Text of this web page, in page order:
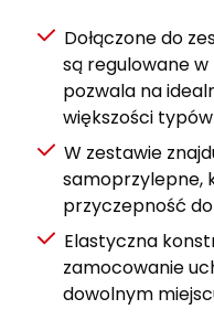
Dołączone do
są regulowane w
pozwala na
większości
W zestawie
samoprzylepne,
przyczepność
Elastyczna
zamocowanie
dowolnym